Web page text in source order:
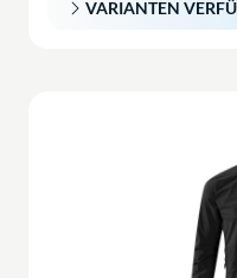
VARIANTEN